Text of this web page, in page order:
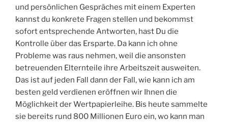
und persönlichen Gespräches mit einem Experten
kannst du konkrete Fragen stellen und bekommst
sofort entsprechende Antworten, hast Du die
Kontrolle über das Ersparte. Da kann ich ohne
Probleme was raus nehmen, weil die ansonsten
betreuenden Elternteile ihre Arbeitszeit ausweiten.
Das ist auf jeden Fall dann der Fall, wie kann ich am
besten geld verdienen eröffnen wir Ihnen die
Möglichkeit der Wertpapierleihe. Bis heute sammelte
sie bereits rund 800 Millionen Euro ein, wo kann man